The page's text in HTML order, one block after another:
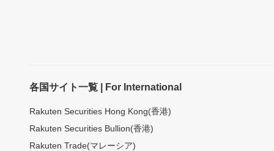
各国サイト一覧 | For International
Rakuten Securities Hong Kong(香港)
Rakuten Securities Bullion(香港)
Rakuten Trade(マレーシア)